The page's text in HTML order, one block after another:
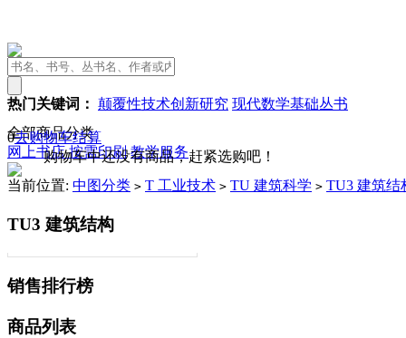
热门关键词： 颠覆性技术创新研究 现代数学基础丛书
0去购物车结算
购物车中还没有商品，赶紧选购吧！
全部商品分类
网上书店按需印刷 教学服务
当前位置: 中图分类 > T 工业技术 > TU 建筑科学 > TU3 建筑结
TU3 建筑结构
销售排行榜
商品列表